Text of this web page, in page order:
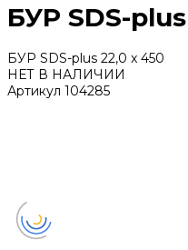
БУP SDS-
БУP SDS-plus 22,0 x 450
НЕТ В НАЛИЧИИ
Артикул 104285